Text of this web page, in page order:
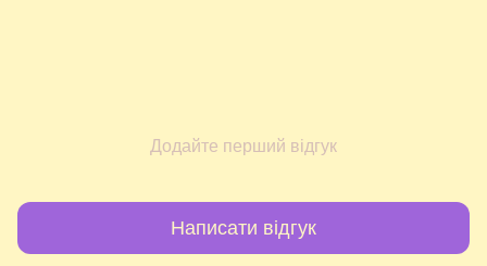
Додайте перший відгук
Написати відгук